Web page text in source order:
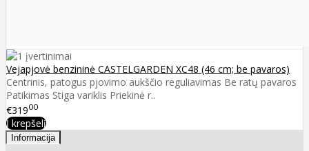
Vejapjovė benzininė CASTELGARDEN XC48 (46 cm; be pavaros)
Centrinis, patogus pjovimo aukščio reguliavimas Be ratų pavaros
Patikimas Stiga variklis Priekinė r..
€31900
Į krepšelį
Informacija